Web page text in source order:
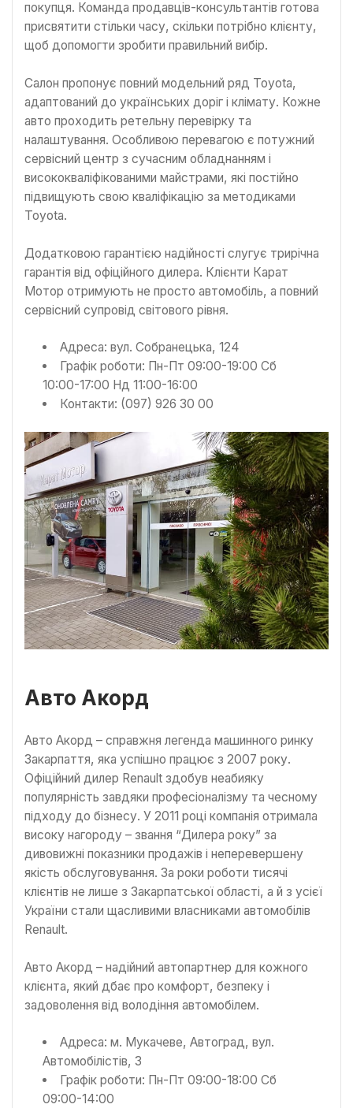
покупця. Команда продавців-консультантів готова
присвятити стільки часу, скільки потрібно клієнту,
щоб допомогти зробити правильний вибір.
Салон пропонує повний модельний ряд Toyota,
адаптований до українських доріг і клімату. Кожне
авто проходить ретельну перевірку та
налаштування. Особливою перевагою є потужний
сервісний центр з сучасним обладнанням і
висококваліфікованими майстрами, які постійно
підвищують свою кваліфікацію за методиками
Toyota.
Додатковою гарантією надійності слугує трирічна
гарантія від офіційного дилера. Клієнти Карат
Мотор отримують не просто автомобіль, а повний
сервісний супровід світового рівня.
Адреса: вул. Собранецька, 124
Графік роботи: Пн-Пт 09:00-19:00 Сб
10:00-17:00 Нд 11:00-16:00
Контакти: (097) 926 30 00
Авто Акорд
Авто Акорд – справжня легенда машинного ринку
Закарпаття, яка успішно працює з 2007 року.
Офіційний дилер Renault здобув неабияку
популярність завдяки професіоналізму та чесному
підходу до бізнесу. У 2011 році компанія отримала
високу нагороду – звання “Дилера року” за
дивовижні показники продажів і неперевершену
якість обслуговування. За роки роботи тисячі
клієнтів не лише з Закарпатської області, а й з усієї
України стали щасливими власниками автомобілів
Renault.
Авто Акорд – надійний автопартнер для кожного
клієнта, який дбає про комфорт, безпеку і
задоволення від володіння автомобілем.
Адреса: м. Мукачеве, Автоград, вул.
Автомобілістів, 3
Графік роботи: Пн-Пт 09:00-18:00 Сб
09:00-14:00